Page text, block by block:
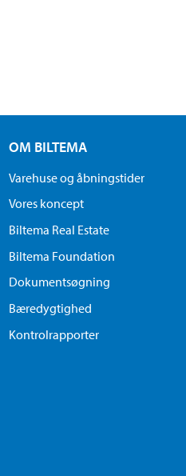
OM BILTEMA
Varehuse og åbningstider
Vores koncept
Biltema Real Estate
Biltema Foundation
Dokumentsøgning
Bæredygtighed
Kontrolrapporter